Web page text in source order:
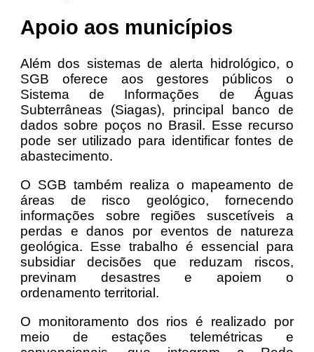
Apoio aos municípios
Além dos sistemas de alerta hidrológico, o
SGB oferece aos gestores públicos o
Sistema de Informações de Águas
Subterrâneas (Siagas), principal banco de
dados sobre poços no Brasil. Esse recurso
pode ser utilizado para identificar fontes de
abastecimento.
O SGB também realiza o mapeamento de
áreas de risco geológico, fornecendo
informações sobre regiões suscetíveis a
perdas e danos por eventos de natureza
geológica. Esse trabalho é essencial para
subsidiar decisões que reduzam riscos,
previnam desastres e apoiem o
ordenamento territorial.
O monitoramento dos rios é realizado por
meio de estações telemétricas e